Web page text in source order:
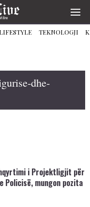
LIFESTYLE TEKNOLOGJI
dhe-
i Projektligjit për
Policisë, mungon pozita